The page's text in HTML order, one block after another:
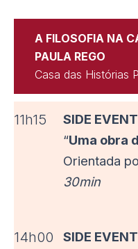
A FILOSOFIA NA
PAULA REGO
Casa das Histórias
11h15 SIDE EVENT
“Uma obra
Orientada
30min
14h00
SIDE